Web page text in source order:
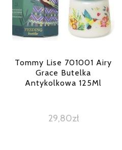
Tommy Lise 701001 Airy
Grace Butelka
Antykolkowa 125Ml
29,80zł